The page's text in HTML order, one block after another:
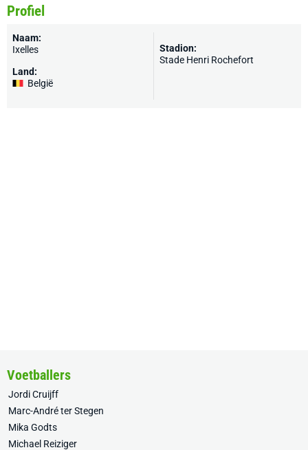
Profiel
Naam:
Ixelles
Land:
België
Stadion:
Stade Henri Rochefort
Voetballers
Jordi Cruijff
Marc-André ter Stegen
Mika Godts
Michael Reiziger